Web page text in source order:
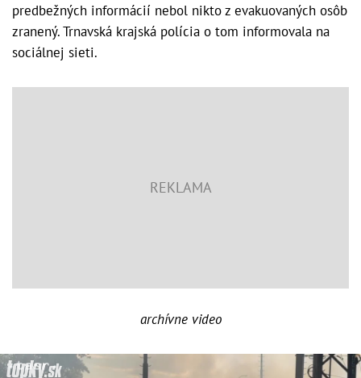
predbežných informácií nebol nikto z evakuovaných osôb
zranený. Trnavská krajská polícia o tom informovala na
sociálnej sieti.
archívne video